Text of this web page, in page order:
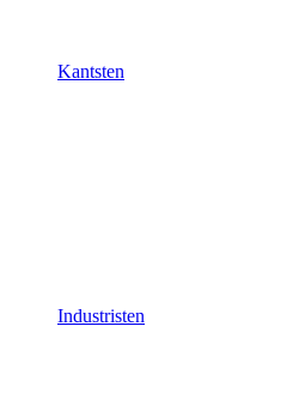
Kantsten
Industristen